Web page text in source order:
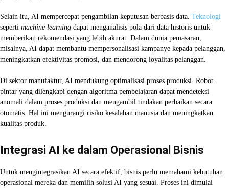
Selain itu, AI mempercepat pengambilan keputusan berbasis data. Teknologi
seperti machine learning dapat menganalisis pola dari data historis untuk
memberikan rekomendasi yang lebih akurat. Dalam dunia pemasaran,
misalnya, AI dapat membantu mempersonalisasi kampanye kepada pelanggan,
meningkatkan efektivitas promosi, dan mendorong loyalitas pelanggan.
Di sektor manufaktur, AI mendukung optimalisasi proses produksi. Robot
pintar yang dilengkapi dengan algoritma pembelajaran dapat mendeteksi
anomali dalam proses produksi dan mengambil tindakan perbaikan secara
otomatis. Hal ini mengurangi risiko kesalahan manusia dan meningkatkan
kualitas produk.
Integrasi AI ke dalam Operasional Bisnis
Untuk mengintegrasikan AI secara efektif, bisnis perlu memahami kebutuhan
operasional mereka dan memilih solusi AI yang sesuai. Proses ini dimulai